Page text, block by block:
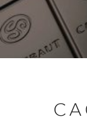
Förpackningar
Lakrits
Pralinformar